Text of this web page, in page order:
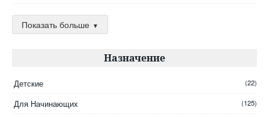
Golden Mask
Nokta
Показать больше
Назначение
Детские (22)
Для Начинающих (125)